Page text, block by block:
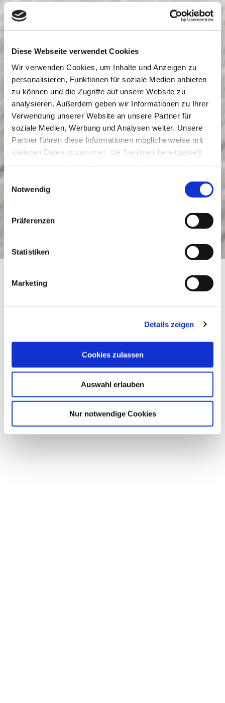
Diese Webseite verwendet Cookies
Wir verwenden Cookies, um Inhalte und Anzeigen zu
personalisieren, Funktionen für soziale Medien anbieten
zu können und die Zugriffe auf unsere Website zu
analysieren. Außerdem geben wir Informationen zu Ihrer
Verwendung unserer Website an unsere Partner für
soziale Medien, Werbung und Analysen weiter. Unsere
Partner führen diese Informationen möglicherweise mit
weiteren Daten zusammen, die Sie ihnen bereitgestellt
Notwendig
Präferenzen
Statistiken
Marketing
Details zeigen
Cookies zulassen
Auswahl erlauben
Nur notwendige Cookies
Rennradtour nach Bad
Heilbrunn
3:10 h 60.44 km 330 hm
Abstieg
307 hm